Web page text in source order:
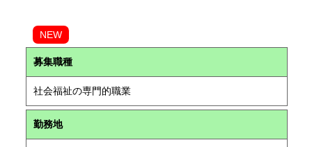
NEW
募集職種
社会福祉の専門的職業
勤務地